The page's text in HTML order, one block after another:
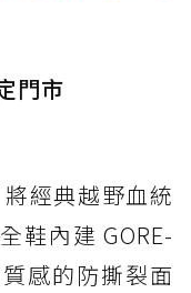
門市
經典越野血統
鞋內建 GORE-
感的防撕裂面